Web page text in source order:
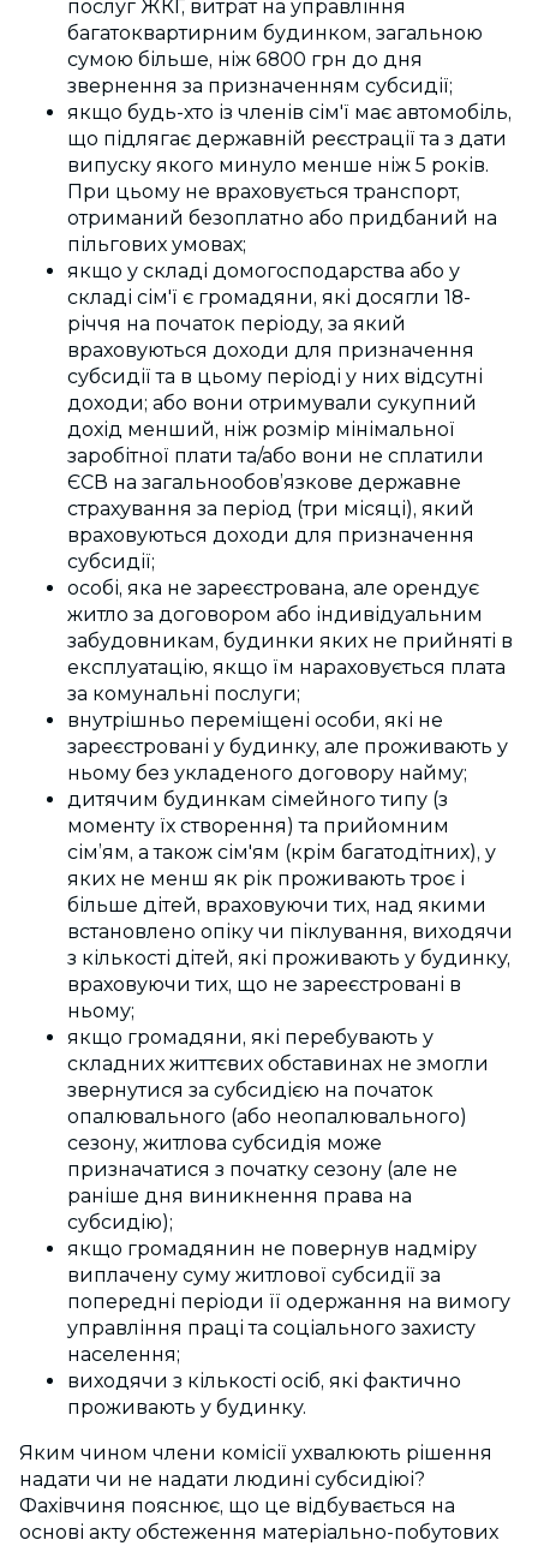
послуг ЖКГ, витрат на управління
багатоквартирним будинком, загальною
сумою більше, ніж 6800 грн до дня
звернення за призначенням субсидії;
якщо будь-хто із членів сім'ї має автомобіль,
що підлягає державній реєстрації та з дати
випуску якого минуло менше ніж 5 років.
При цьому не враховується транспорт,
отриманий безоплатно або придбаний на
пільгових умовах;
якщо у складі домогосподарства або у
складі сім'ї є громадяни, які досягли 18-
річчя на початок періоду, за який
враховуються доходи для призначення
субсидії та в цьому періоді у них відсутні
доходи; або вони отримували сукупний
дохід менший, ніж розмір мінімальної
заробітної плати та/або вони не сплатили
ЄСВ на загальнообов’язкове державне
страхування за період (три місяці), який
враховуються доходи для призначення
субсидії;
особі, яка не зареєстрована, але орендує
житло за договором або індивідуальним
забудовникам, будинки яких не прийняті в
експлуатацію, якщо їм нараховується плата
за комунальні послуги;
внутрішньо переміщені особи, які не
зареєстровані у будинку, але проживають у
ньому без укладеного договору найму;
дитячим будинкам сімейного типу (з
моменту їх створення) та прийомним
сім’ям, а також сім'ям (крім багатодітних), у
яких не менш як рік проживають троє і
більше дітей, враховуючи тих, над якими
встановлено опіку чи піклування, виходячи
з кількості дітей, які проживають у будинку,
враховуючи тих, що не зареєстровані в
ньому;
якщо громадяни, які перебувають у
складних життєвих обставинах не змогли
звернутися за субсидією на початок
опалювального (або неопалювального)
сезону, житлова субсидія може
призначатися з початку сезону (але не
раніше дня виникнення права на
субсидію);
якщо громадянин не повернув надміру
виплачену суму житлової субсидії за
попередні періоди її одержання на вимогу
управління праці та соціального захисту
населення;
виходячи з кількості осіб, які фактично
проживають у будинку.
Яким чином члени комісії ухвалюють рішення
надати чи не надати людині субсидіюі?
Фахівчиня пояснює, що це відбувається на
основі акту обстеження матеріально-побутових